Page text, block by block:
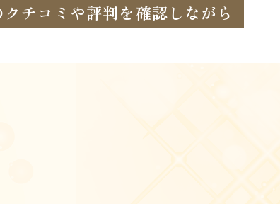
チコミや評判を確認しながら